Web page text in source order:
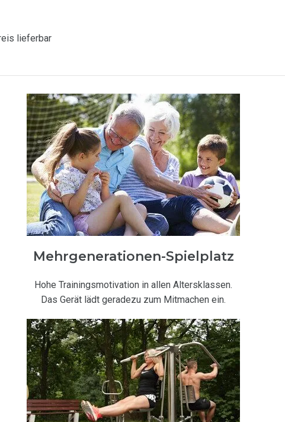
lieferbar
Mehrgenerationen-Spielplatz
Hohe Trainingsmotivation in allen Altersklassen.
Das Gerät lädt geradezu zum Mitmachen ein.